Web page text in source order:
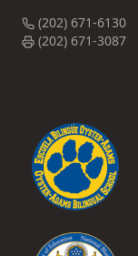
(202) 671-6130
(202) 671-3087